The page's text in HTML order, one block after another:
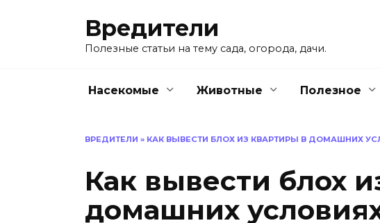
Вредители
Полезные статьи на тему сада, огорода, дачи.
Насекомые Животные Полезное
ВРЕДИТЕЛИ » КАК ВЫВЕСТИ БЛОХ ИЗ КВАРТИРЫ В ДОМАШНИХ
Как вывести блох
домашних